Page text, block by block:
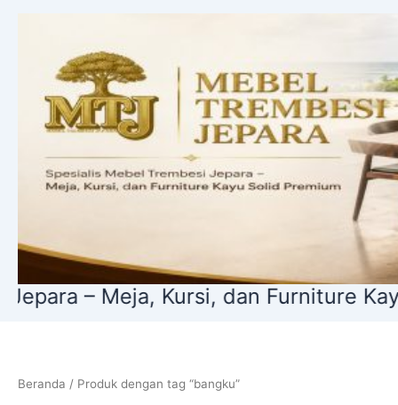
Kursi, dan Furniture Kayu Solid
Beranda / Produk dengan tag “bangku”